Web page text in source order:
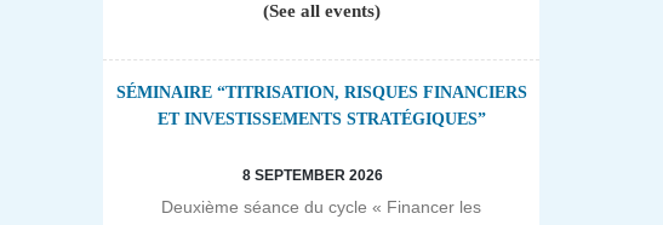
(See all events)
SÉMINAIRE “TITRISATION, RISQUES FINANCIERS
ET INVESTISSEMENTS STRATÉGIQUES”
8 SEPTEMBER 2026
Deuxième séance du cycle « Financer les